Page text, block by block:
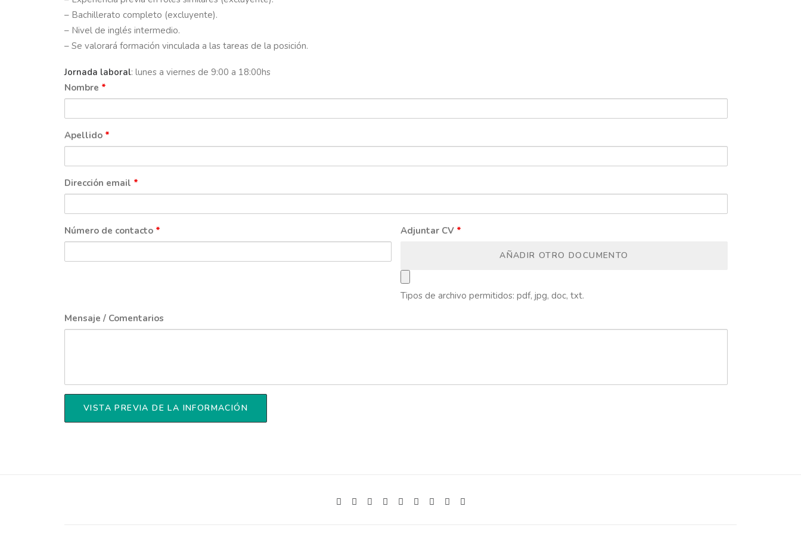
– Bachillerato completo (excluyente).
– Nivel de inglés intermedio.
– Se valorará formación vinculada a las tareas de la posición.
Jornada laboral: lunes a viernes de 9:00 a 18:00hs
Nombre *
Apellido *
Dirección email *
Número de contacto * Adjuntar CV *
AÑADIR OTRO DOCUMENTO
Tipos de archivo permitidos: pdf, jpg, doc, txt.
Mensaje / Comentarios